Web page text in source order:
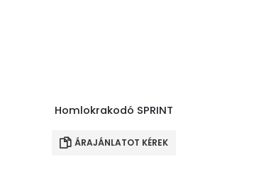
Homlokrakodó SPRINT
ÁRAJÁNLATOT KÉREK